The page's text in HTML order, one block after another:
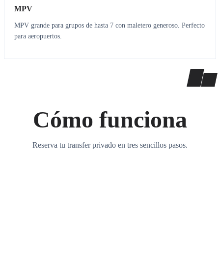
MPV
MPV grande para grupos de hasta 7 con maletero generoso. Perfecto
para aeropuertos.
Cómo funciona
Reserva tu transfer privado en tres sencillos pasos.